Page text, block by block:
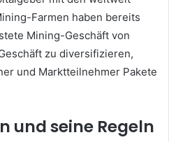
Farmen haben bereits
Mining-Geschäft von
zu diversifizieren,
und Marktteilnehmer Pakete
und seine Regeln